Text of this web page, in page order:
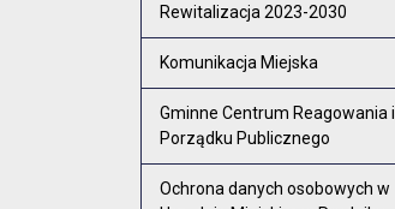
Rewitalizacja 2023-2030
Komunikacja Miejska
Gminne Centrum Reagowania i
Porządku Publicznego
Ochrona danych osobowych w